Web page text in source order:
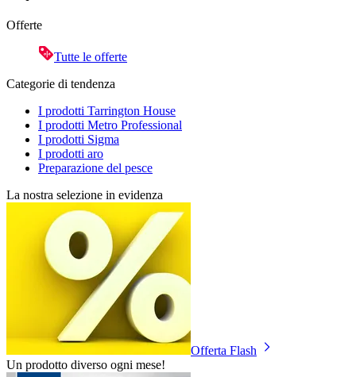
Offerte
Tutte le offerte
Categorie di tendenza
I prodotti Tarrington House
I prodotti Metro Professional
I prodotti Sigma
I prodotti aro
Preparazione del pesce
La nostra selezione in evidenza
Offerta Flash
Un prodotto diverso ogni mese!